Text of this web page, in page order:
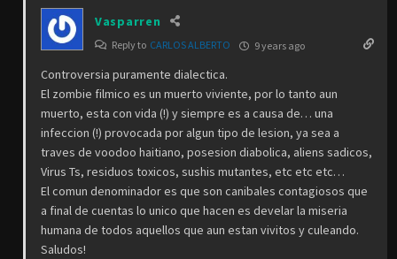
Vasparren
Reply to CARLOS ALBERTO 9 years ago
Controversia puramente dialectica.
El zombie filmico es un muerto viviente, por lo tanto aun
muerto, esta con vida (!) y siempre es a causa de… una
infeccion (!) provocada por algun tipo de lesion, ya sea a
traves de voodoo haitiano, posesion diabolica, aliens sadicos,
Virus Ts, residuos toxicos, sushis mutantes, etc etc etc…
El comun denominador es que son canibales contagiosos que
a final de cuentas lo unico que hacen es develar la miseria
humana de todos aquellos que aun estan vivitos y culeando.
Saludos!